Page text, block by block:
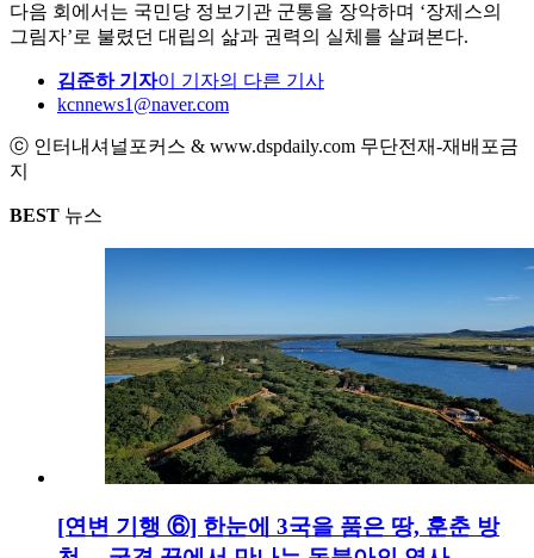
다음 회에서는 국민당 정보기관 군통을 장악하며 ‘장제스의
그림자’로 불렸던 대립의 삶과 권력의 실체를 살펴본다.
김준하 기자이 기자의 다른 기사
kcnnews1@naver.com
ⓒ 인터내셔널포커스 & www.dspdaily.com 무단전재-재배포금
지
BEST 뉴스
[연변 기행 ⑥] 한눈에 3국을 품은 땅, 훈춘 방